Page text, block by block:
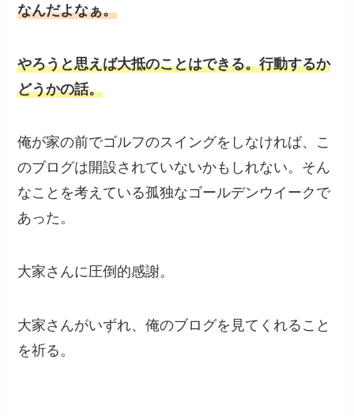
なんだよなぁ。
やろうと思えば大抵のことはできる。行動するか
どうかの話。
俺が家の前でゴルフのスイングをしなければ、こ
のブログは開設されていないかもしれない。そん
なことを考えている孤独なゴールデンウイークで
あった。
大家さんに圧倒的感謝。
大家さんがいずれ、俺のブログを見てくれること
を祈る。